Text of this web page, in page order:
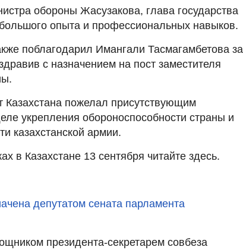
обороны Жасузакова, глава государства
опыта и профессиональных навыков.
поблагодарил Имангали Тасмагамбетова за
с назначением на пост заместителя
Казахстана пожелал присутствующим
укрепления обороноспособности страны и
казахстанской армии.
в Казахстане 13 сентября читайте здесь.
депутатом сената парламента
президента-секретарем совбеза